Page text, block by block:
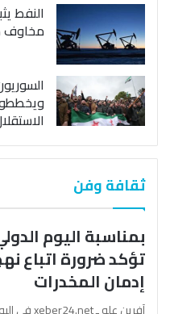
النفط
مخاوف
ثقافة وفن
بمناسبة اليوم
تؤكد ضرورة اتباع
إدمان المخدرات